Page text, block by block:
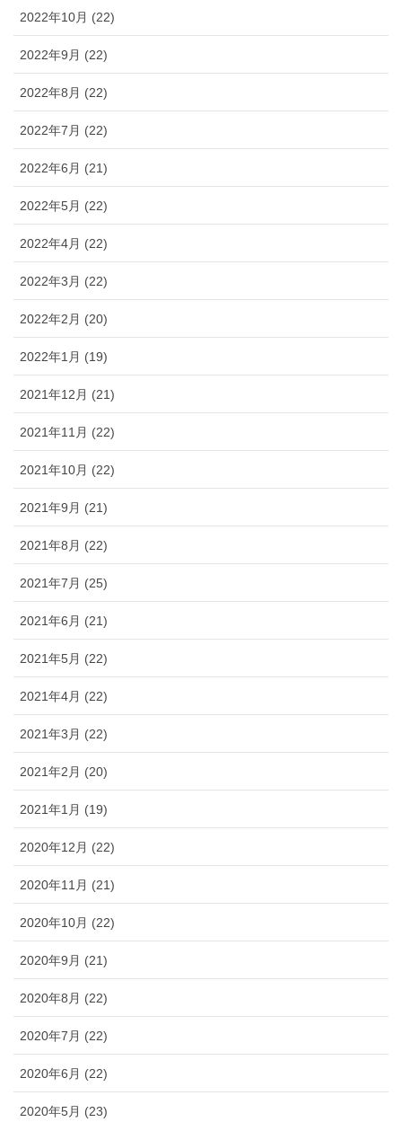
2022年10月 (22)
2022年9月 (22)
2022年8月 (22)
2022年7月 (22)
2022年6月 (21)
2022年5月 (22)
2022年4月 (22)
2022年3月 (22)
2022年2月 (20)
2022年1月 (19)
2021年12月 (21)
2021年11月 (22)
2021年10月 (22)
2021年9月 (21)
2021年8月 (22)
2021年7月 (25)
2021年6月 (21)
2021年5月 (22)
2021年4月 (22)
2021年3月 (22)
2021年2月 (20)
2021年1月 (19)
2020年12月 (22)
2020年11月 (21)
2020年10月 (22)
2020年9月 (21)
2020年8月 (22)
2020年7月 (22)
2020年6月 (22)
2020年5月 (23)